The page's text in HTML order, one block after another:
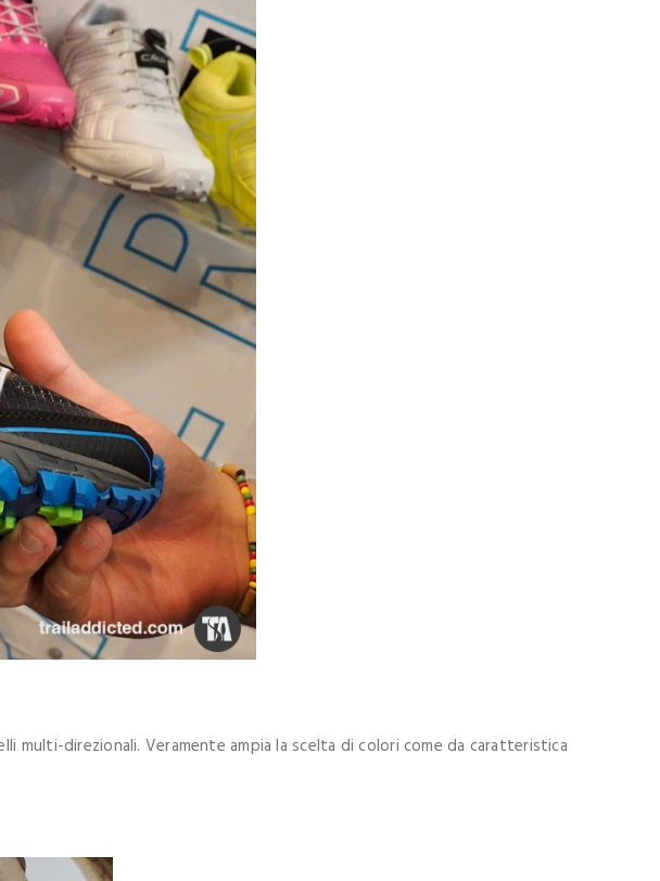
multi-direzionali. Veramente ampia la scelta di colori come da caratteristica